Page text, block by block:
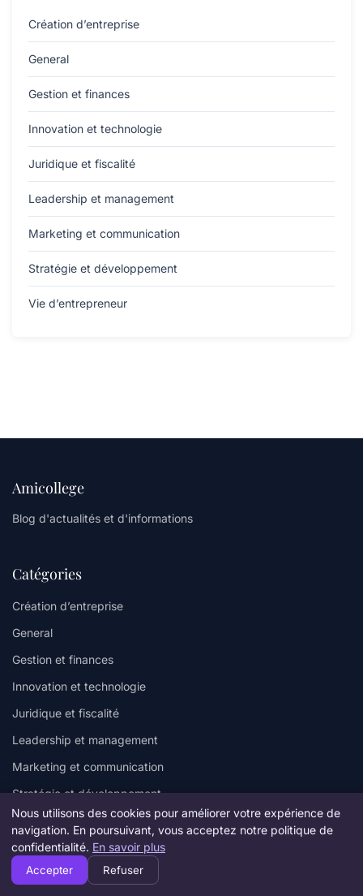
Création d’entreprise
General
Gestion et finances
Innovation et technologie
Juridique et fiscalité
Leadership et management
Marketing et communication
Stratégie et développement
Vie d’entrepreneur
Amicollege
Blog d'actualités et d'informations
Catégories
Création d’entreprise
General
Gestion et finances
Innovation et technologie
Juridique et fiscalité
Leadership et management
Marketing et communication
Stratégie et développement
Vie d’entrepreneur
Liens utiles
Nous utilisons des cookies pour améliorer votre expérience de
navigation. En poursuivant, vous acceptez notre politique de
confidentialité. En savoir plus
Accepter Refuser